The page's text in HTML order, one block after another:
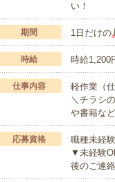
い！
期間 1日だけの
時給 時給1,200
仕事内容
軽作業（
＼チラシ
や書籍な
応募資格
職種未経
▼未経験
後のご連